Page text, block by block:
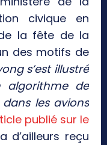
civique en
la fête de la
des motifs de
s’est illustré
algorithme de
les avions
publié sur le
d’ailleurs reçu